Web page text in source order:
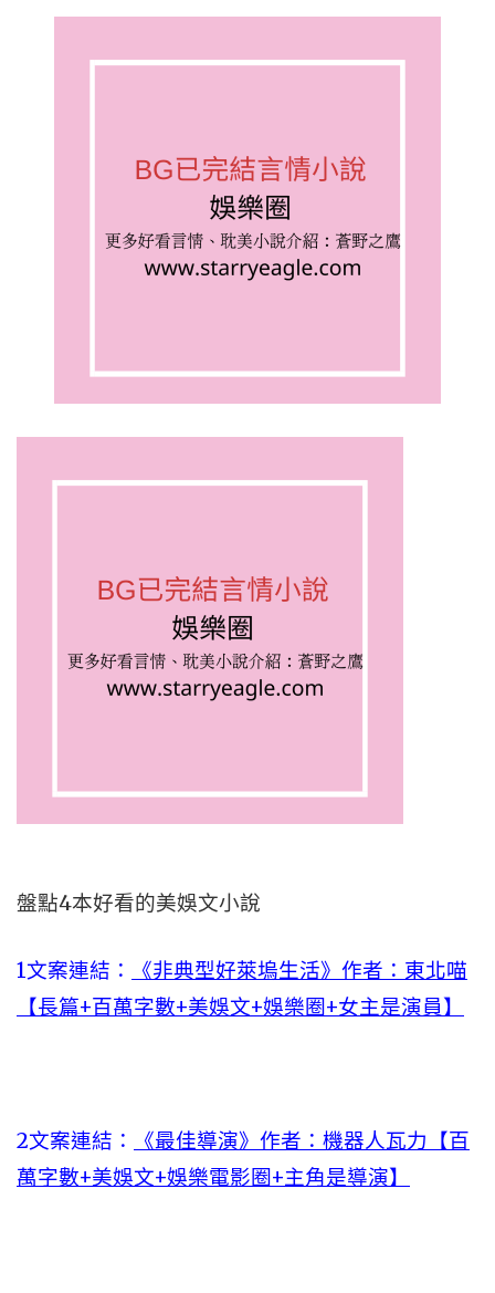
盤點4本好看的美娛文小說
1文案連結：
《非典型好萊塢生活》作者：東北喵
【長篇+百萬字數+美娛文+娛樂圈+女主是演員】
2文案連結：
《最佳導演》作者：機器人瓦力【百
萬字數+美娛文+娛樂電影圈+主角是導演】